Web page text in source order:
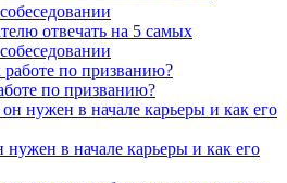
отвечать на 5 самых
по призванию?
в начале карьеры и как его